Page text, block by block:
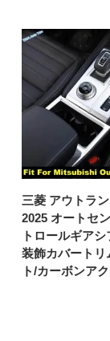
三菱 アウトラ
2025 オートセ
トロールギア
装飾カバートリ
ト/カーボンア